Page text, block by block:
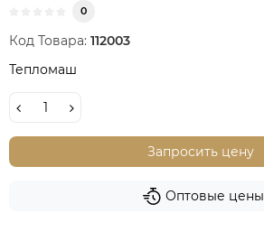
0
Код Товара: 112003
Тепломаш
Запросить цену
Оптовые цены